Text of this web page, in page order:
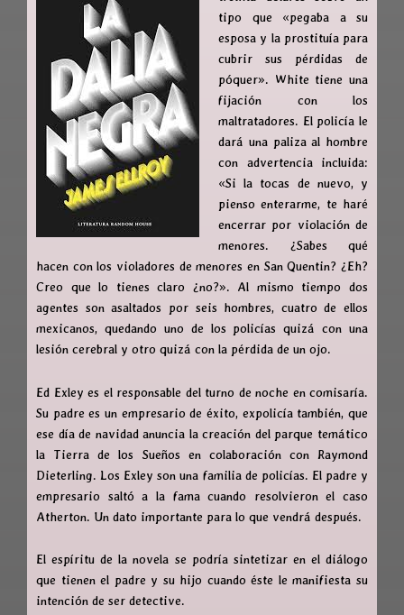
tipo que «pegaba a su
esposa y la prostituía para
cubrir sus pérdidas de
póquer». White tiene una
fijación con los
maltratadores. El policía le
dará una paliza al hombre
con advertencia incluida:
«Si la tocas de nuevo, y
pienso enterarme, te haré
encerrar por violación de
menores. ¿Sabes qué
hacen con los violadores de menores en San Quentin? ¿Eh?
Creo que lo tienes claro ¿no?». Al mismo tiempo dos
agentes son asaltados por seis hombres, cuatro de ellos
mexicanos, quedando uno de los policías quizá con una
lesión cerebral y otro quizá con la pérdida de un ojo.
Ed Exley es el responsable del turno de noche en comisaría.
Su padre es un empresario de éxito, expolicía también, que
ese día de navidad anuncia la creación del parque temático
la Tierra de los Sueños en colaboración con Raymond
Dieterling. Los Exley son una familia de policías. El padre y
empresario saltó a la fama cuando resolvieron el caso
Atherton. Un dato importante para lo que vendrá después.
El espíritu de la novela se podría sintetizar en el diálogo
que tienen el padre y su hijo cuando éste le manifiesta su
intención de ser detective.